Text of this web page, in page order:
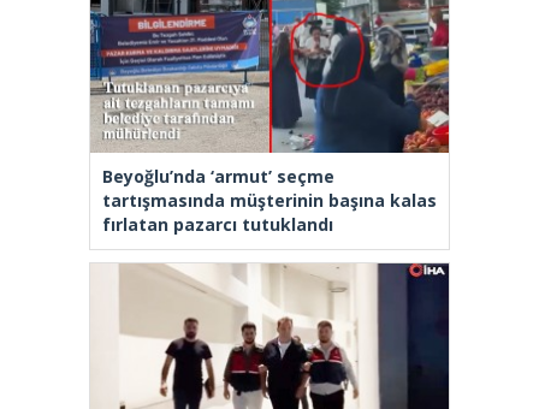
Beyoğlu’nda ‘armut’ seçme
tartışmasında müşterinin başına kalas
fırlatan pazarcı tutuklandı